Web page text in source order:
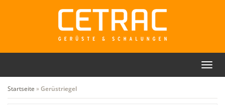
Startseite »Gerüstriegel